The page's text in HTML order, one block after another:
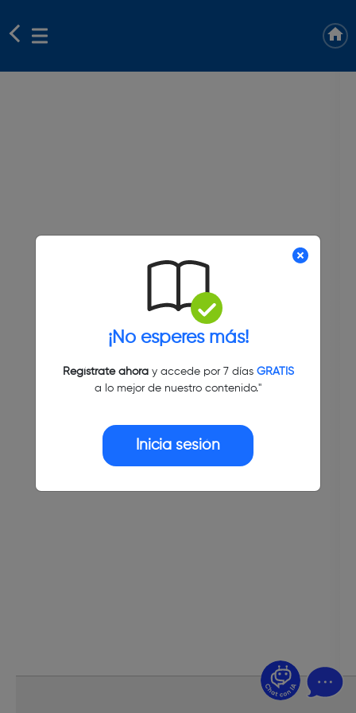
¡No esperes más!
Regístrate ahoray accede por 7 días GRATIS
a lo mejor de nuestro contenido."
Inicia sesión